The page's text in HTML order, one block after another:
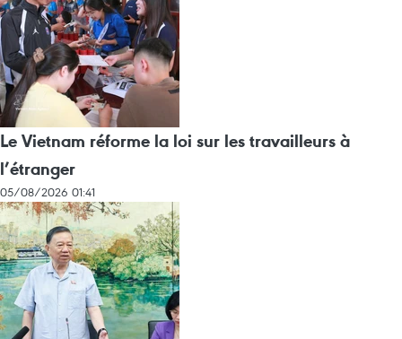
Le Vietnam réforme la loi sur les travailleurs à
l’étranger
05/08/2026 01:41